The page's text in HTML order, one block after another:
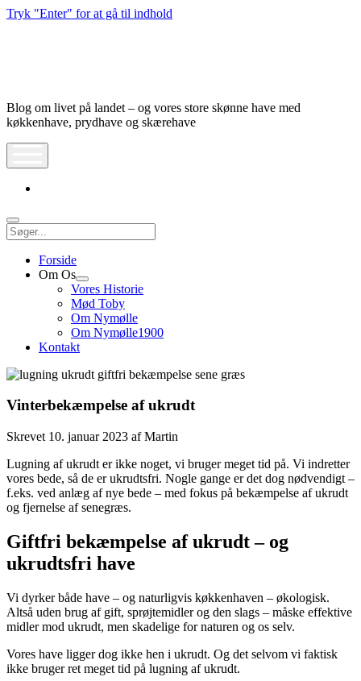
Tryk "Enter" for at gå til indhold
Blog om livet på landet – og vores store skønne have med
køkkenhave, prydhave og skærehave
Søg
Forside
Om Os
Åbn
dropdown
meny
Vores Historie
Mød Toby
Om Nymølle
Om Nymølle1900
Kontakt
Vinterbekæmpelse af ukrudt
Skrevet 10. januar 2023 afMartin
Lugning af ukrudt er ikke noget, vi bruger meget tid på. Vi indretter
vores bede, så de er ukrudtsfri. Nogle gange er det dog nødvendigt –
f.eks. ved anlæg af nye bede – med fokus på bekæmpelse af ukrudt
og fjernelse af senegræs.
Giftfri bekæmpelse af ukrudt – og
ukrudtsfri have
Vi dyrker både have – og naturligvis køkkenhaven – økologisk.
Altså uden brug af gift, sprøjtemidler og den slags – måske effektive
midler mod ukrudt, men skadelige for naturen og os selv.
Vores have ligger dog ikke hen i ukrudt. Og det selvom vi faktisk
ikke bruger ret meget tid på lugning af ukrudt.